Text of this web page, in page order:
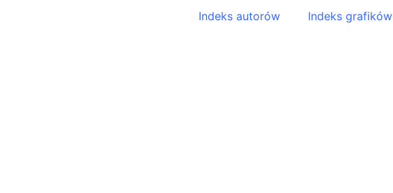
Indeks autorów Indeks grafików